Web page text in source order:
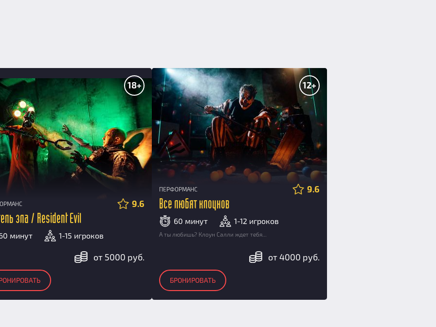
18+
9.6
зла / Resident Evil
минут 1-15 игроков
от 5000 руб.
12+
ПЕРФОРМАНС 9.6
Все любят клоунов
60 минут 1-12 игроков
А ты любишь? Клоун Салли ждет тебя...
от 4000 руб.
БРОНИРОВАТЬ